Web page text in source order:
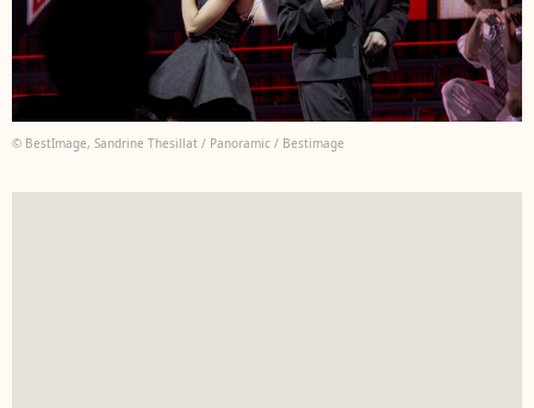
© BestImage, Sandrine Thesillat / Panoramic / Bestimage